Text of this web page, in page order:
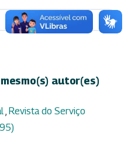
autor(es)
, Revista do Serviço